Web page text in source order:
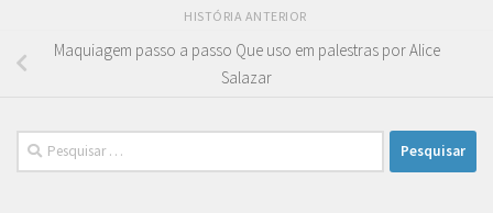
HISTÓRIA ANTERIOR
Maquiagem passo a passo Que uso em palestras por Alice
Salazar
Pesquisar
por: